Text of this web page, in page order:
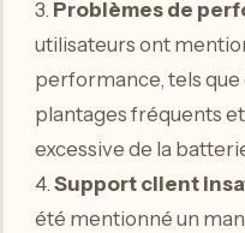
3. Problèmes de
utilisateurs ont
performance, tels
plantages fréquents
excessive de la
4. Support client
été mentionné un